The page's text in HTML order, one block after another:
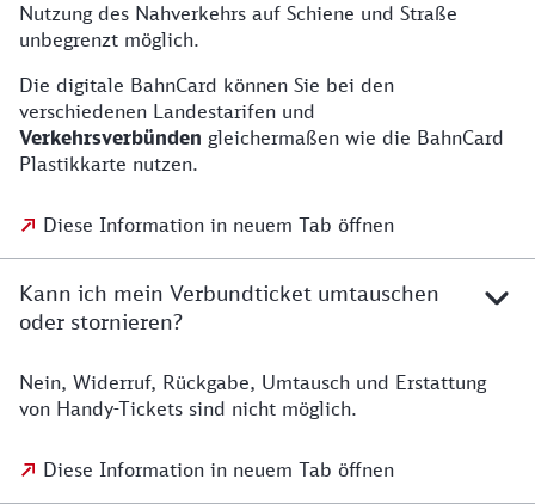
Nutzung des Nahverkehrs auf Schiene und Straße
unbegrenzt möglich.
Die digitale BahnCard können Sie bei den
verschiedenen Landestarifen und
Verkehrsverbünden gleichermaßen wie die BahnCard
Plastikkarte nutzen.
Diese Information in neuem Tab öffnen
Kann ich mein Verbundticket umtauschen
oder stornieren?
Nein, Widerruf, Rückgabe, Umtausch und Erstattung
von Handy-Tickets sind nicht möglich.
Diese Information in neuem Tab öffnen